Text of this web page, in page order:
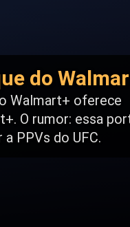
do
Walmart+ oferece
O rumor: essa
a PPVs do UFC.